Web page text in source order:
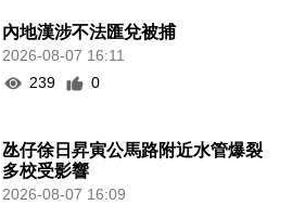
內地漢涉不法匯兌被捕
2026-08-07 16:11
239
0
氹仔徐日昇寅公馬路附近水管爆裂
多校受影響
2026-08-07 16:09